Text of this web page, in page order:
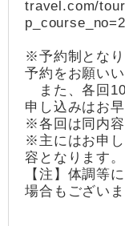
travel.com/
※予約制とな
予約をお願いい
また、各回
申し込みはお
※各回は同内容
※主にはお申
容となります。
【注】体調等
場合もございま